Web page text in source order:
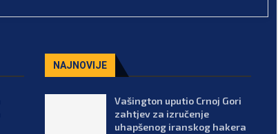
NAJNOVIJE
Vašington uputio Crnoj Gori
zahtjev za izručenje
uhapšenog iranskog hakera